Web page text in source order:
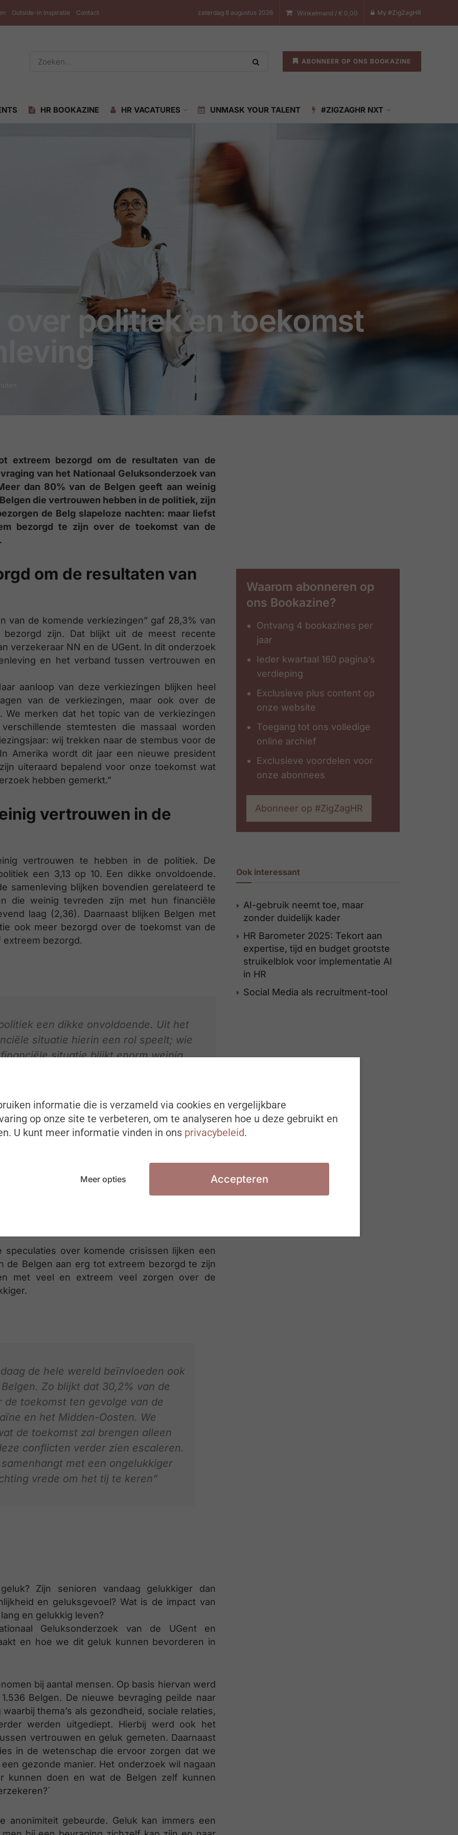
Outside-in Inspiratie Contact zaterdag 8 augustus 2026 Winkelmand / € 0,00 My #ZigZagHR
ABONNEER OP ONS BOOKAZINE
HR BOOKAZINE HR VACATURES UNMASK YOUR TALENT #ZIGZAGHR NXT
politiek en toekomst
extreem bezorgd om de resultaten van de
van het Nationaal Geluksonderzoek van
dan 80% van de Belgen geeft aan weinig
die vertrouwen hebben in de politiek, zijn
de Belg slapeloze nachten: maar liefst
bezorgd te zijn over de toekomst van de
om de resultaten van
van de komende verkiezingen” gaf 28,3% van
zijn. Dat blijkt uit de meest recente
verzekeraar NN en de UGent. In dit onderzoek
en het verband tussen vertrouwen en
aanloop van deze verkiezingen blijken heel
van de verkiezingen, maar ook over de
merken dat het topic van de verkiezingen
stemtesten die massaal worden
wij trekken naar de stembus voor de
Amerika wordt dit jaar een nieuwe president
uiteraard bepalend voor onze toekomst wat
hebben gemerkt.”
vertrouwen in de
vertrouwen te hebben in de politiek. De
een 3,13 op 10. Een dikke onvoldoende.
samenleving blijken bovendien gerelateerd te
die weinig tevreden zijn met hun financiële
laag (2,36). Daarnaast blijken Belgen met
ook meer bezorgd over de toekomst van de
extreem bezorgd.
een dikke onvoldoende. Uit het
situatie hierin een rol speelt; wie
situatie blijkt enorm weinig
En wie minder gelukkig is, heeft
politiek en in het algemeen. Idealiter
moeten zijn voor het beleid”.
aan de UGent.
bezorgt heel wat
over komende crisissen lijken een
Belgen aan erg tot extreem bezorgd te zijn
met veel en extreem veel zorgen over de
de hele wereld beïnvloeden ook
Zo blijkt dat 30,2% van de
toekomst ten gevolge van de
en het Midden-Oosten. We
de toekomst zal brengen alleen
conflicten verder zien escaleren.
met een ongelukkiger
vrede om het tij te keren”
Zijn senioren vandaag gelukkiger dan
en geluksgevoel? Wat is de impact van
en gelukkig leven?
Geluksonderzoek van de UGent en
en hoe we dit geluk kunnen bevorderen in
bij aantal mensen. Op basis hiervan werd
Belgen. De nieuwe bevraging peilde naar
thema’s als gezondheid, sociale relaties,
werden uitgediept. Hierbij werd ook het
vertrouwen en geluk gemeten. Daarnaast
in de wetenschap die ervoor zorgen dat we
gezonde manier. Het onderzoek wil nagaan
kunnen doen en wat de Belgen zelf kunnen
gebeurde. Geluk kan immers een
Waarom abonneren op
ons Bookazine?
Ontvang 4 bookazines per
jaar
Ieder kwartaal 160 pagina’s
verdieping
Exclusieve plus content op
onze website
Toegang tot ons volledige
online archief
Exclusieve voordelen voor
onze abonnees
Abonneer op #ZigZagHR
Ook interessant
AI-gebruik neemt toe, maar
zonder duidelijk kader
HR Barometer 2025: Tekort aan
expertise, tijd en budget grootste
struikelblok voor implementatie AI
in HR
Social Media als recruitment-tool
informatie die is verzameld via cookies en vergelijkbare
op onze site te verbeteren, om te analyseren hoe u deze gebruikt en
U kunt meer informatie vinden in ons privacybeleid.
Meer opties Accepteren